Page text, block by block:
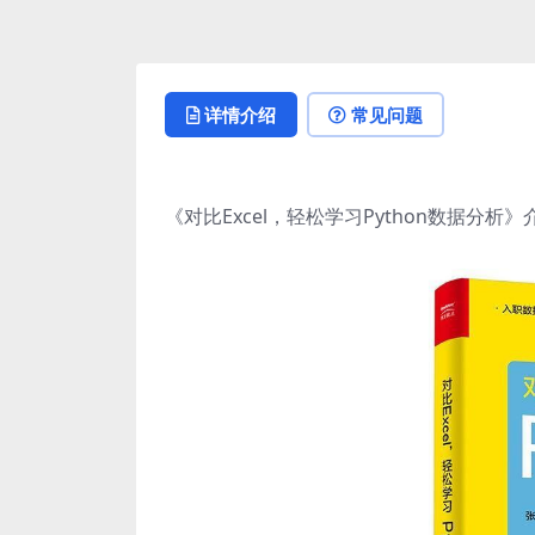
详情介绍 常见问题
《对比Excel，轻松学习Python数据分析》